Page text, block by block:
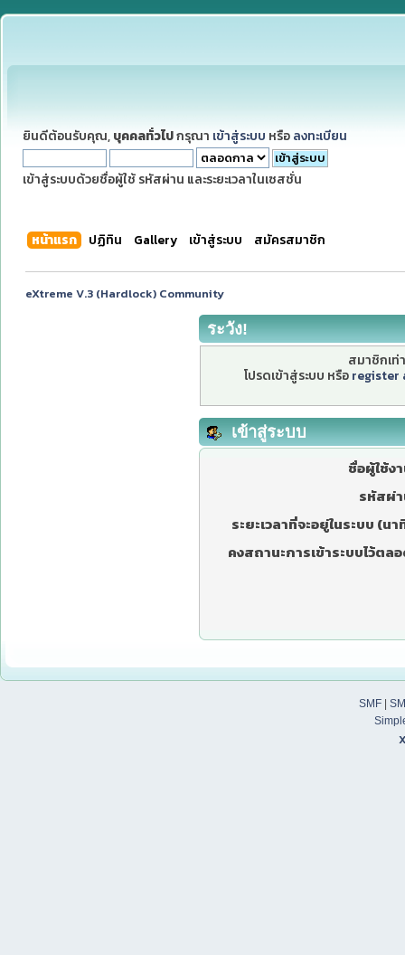
ยินดีต้อนรับคุณ, บุคคลทั่วไปกรุณา เข้าสู่ระบบ หรือ ลงทะเบียน
เข้าสู่ระบบด้วยชื่อผู้ใช้ รหัสผ่าน และระยะเวลาในเซสชั่น
หน้าแรก ปฏิทิน Gallery เข้าสู่ระบบ สมัครสมาชิก
eXtreme V.3 (Hardlock) Community
ระวัง!
สมาชิกเท่
โปรดเข้าสู่ระบบ หรือ register
เข้าสู่ระบบ
ชื่อผู้ใช้ง
รหัสผ่
ระยะเวลาที่จะอยู่ในระบบ (นา
คงสถานะการเข้าระบบไว้ตล
SMF|